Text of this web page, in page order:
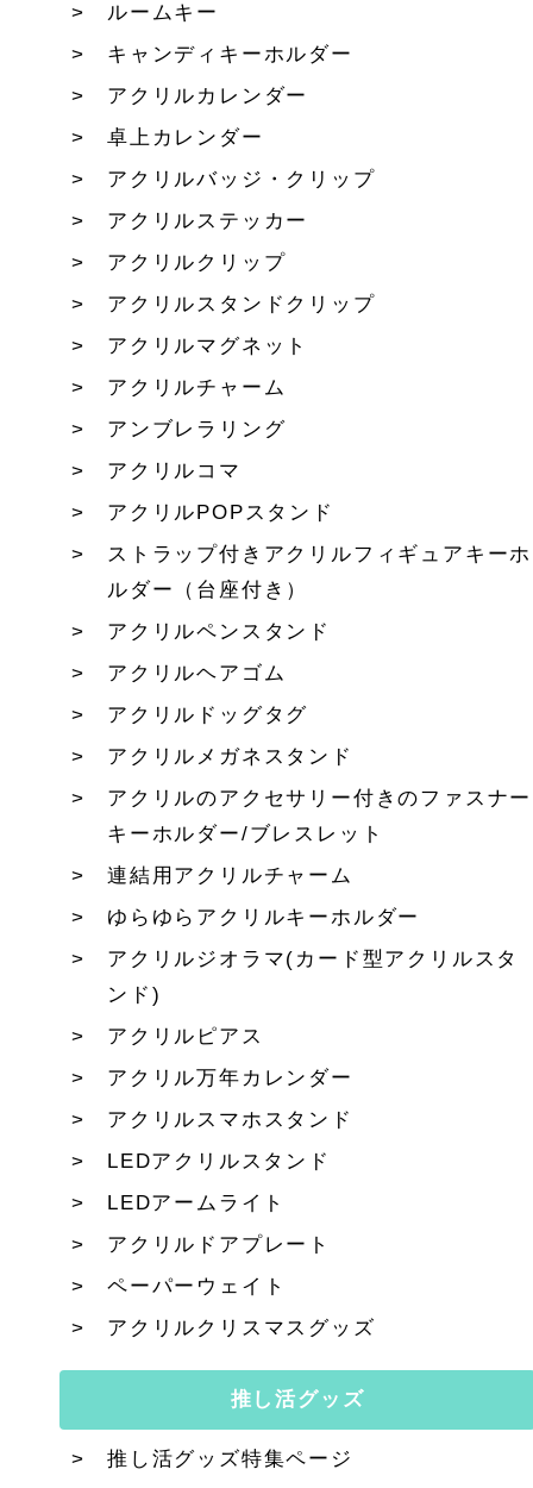
ルームキー
キャンディキーホルダー
アクリルカレンダー
卓上カレンダー
アクリルバッジ・クリップ
アクリルステッカー
アクリルクリップ
アクリルスタンドクリップ
アクリルマグネット
アクリルチャーム
アンブレラリング
アクリルコマ
アクリルPOPスタンド
ストラップ付きアクリルフィギュアキーホ
ルダー（台座付き）
アクリルペンスタンド
アクリルヘアゴム
アクリルドッグタグ
アクリルメガネスタンド
アクリルのアクセサリー付きのファスナー
キーホルダー/ブレスレット
連結用アクリルチャーム
ゆらゆらアクリルキーホルダー
アクリルジオラマ(カード型アクリルスタ
ンド)
アクリルピアス
アクリル万年カレンダー
アクリルスマホスタンド
LEDアクリルスタンド
LEDアームライト
アクリルドアプレート
ペーパーウェイト
アクリルクリスマスグッズ
推し活グッズ
推し活グッズ特集ページ